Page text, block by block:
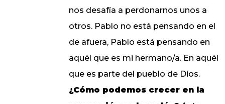
nos desafía a perdonarnos unos a
otros. Pablo no está pensando en el
de afuera, Pablo está pensando en
aquél que es mi hermano/a. En aquél
que es parte del pueblo de Dios.
¿Cómo podemos crecer en la